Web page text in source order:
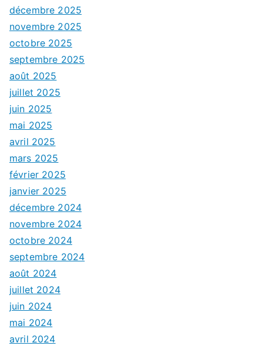
décembre 2025
novembre 2025
octobre 2025
septembre 2025
août 2025
juillet 2025
juin 2025
mai 2025
avril 2025
mars 2025
février 2025
janvier 2025
décembre 2024
novembre 2024
octobre 2024
septembre 2024
août 2024
juillet 2024
juin 2024
mai 2024
avril 2024